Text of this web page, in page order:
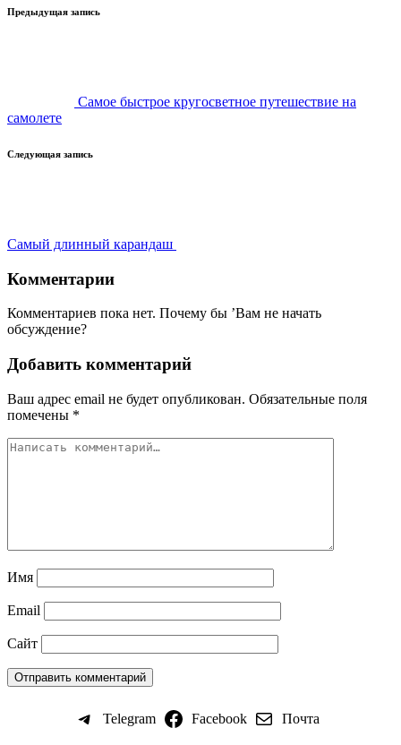
Навигация
Предыдущая запись
Самое быстрое кругосветное путешествие на
самолете
Следующая запись
Самый длинный карандаш
Комментарии
Комментариев пока нет. Почему бы ’Вам не начать
обсуждение?
Добавить комментарий
Ваш адрес email не будет опубликован. Обязательные поля
помечены *
Имя
Email
Сайт
Telegram Facebook Почта